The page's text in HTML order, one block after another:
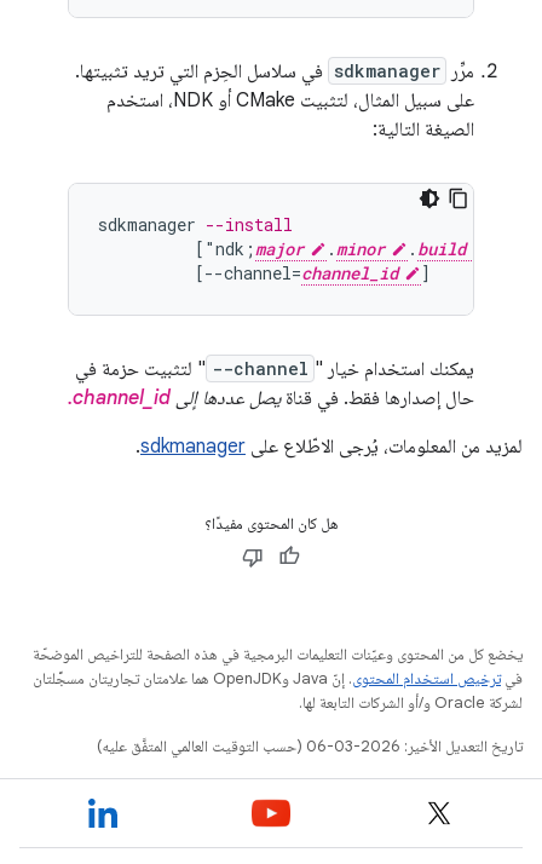
مرِّر sdkmanager في سلاسل الحِزم التي تريد تثبيتها.
على سبيل المثال، لتثبيت CMake أو NDK، استخدم
الصيغة التالية:
sdkmanager --install
[ "ndk;major .minor . build
[--channel=channel_id ]
يمكنك استخدام خيار " --channel " لتثبيت حزمة في
حال إصدارها فقط. في قناةيصل عددها إلى channel_id.
لمزيد من المعلومات، يُرجى الاطّلاع على sdkmanager
.
هل كان المحتوى مفيدًا؟
يخضع كل من المحتوى وعيّنات التعليمات البرمجية في هذه الصفحة للتراخيص الموضحّة
فيترخيص استخدام المحتوى
. إنّ Java وOpenJDK هما علامتان تجاريتان مسجَّلتان
لشركة Oracle و/أو الشركات التابعة لها.
تاريخ التعديل الأخير: 2026-03-06 (حسب التوقيت العالمي المتفَّق عليه)